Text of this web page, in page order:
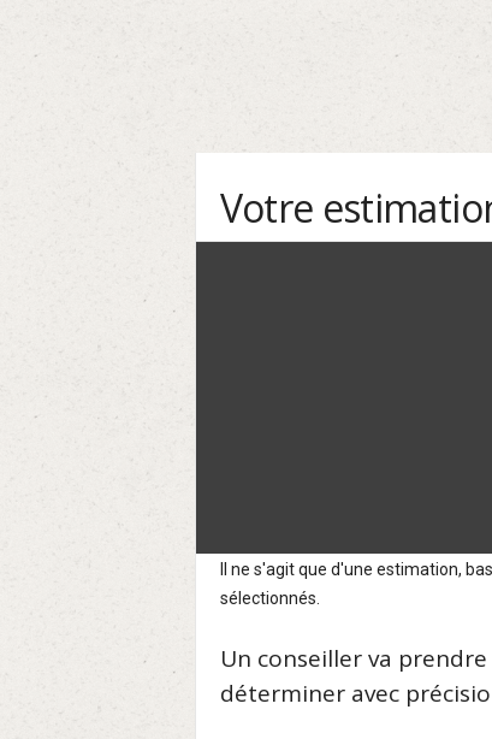
Votre
Il ne s'agit que d'une estimation,
sélectionnés.
Un conseiller va
déterminer avec